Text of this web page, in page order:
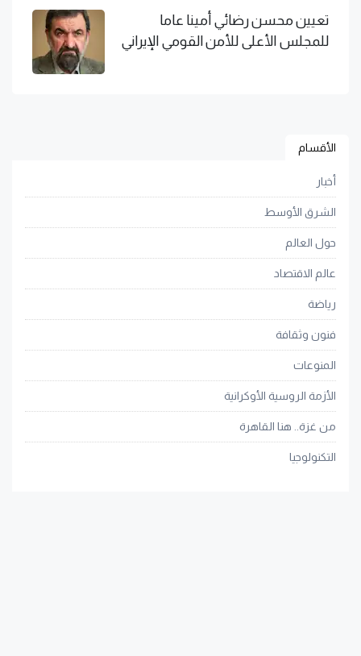
تعيين محسن رضائي أمينا عاما
للمجلس الأعلى للأمن القومي الإيراني
الأقسام
أخبار
الشرق الأوسط
حول العالم
عالم الاقتصاد
رياضة
فنون وثقافة
المنوعات
الأزمة الروسية الأوكرانية
من غزة.. هنا القاهرة
التكنولوجيا